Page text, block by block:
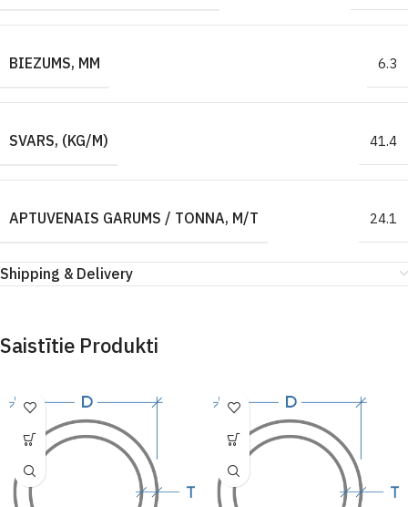
BIEZUMS, MM 6.3
SVARS, (KG/M) 41.4
APTUVENAIS GARUMS / TONNA, M/T 24.1
Shipping & Delivery
Saistītie Produkti